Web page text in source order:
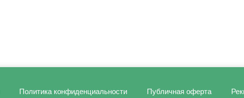
Политика конфиденциальности Публичная оферта